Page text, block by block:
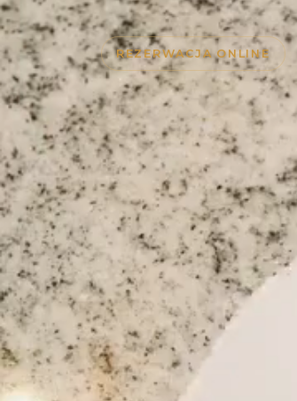
REZERWACJA ONLINE